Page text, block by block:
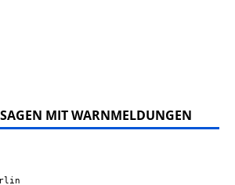
MIT WARNMELDUNGEN